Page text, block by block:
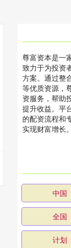
尊富资本是一
致力于为投资
方案。通过整
等优质资源，
资服务，帮助
提升收益。平
的配资流程和
实现财富增长。
中国
全国
计划